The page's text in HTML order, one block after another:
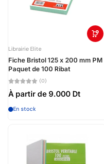
Librairie Elite
Fiche Bristol 125 x 200 mm PM
Paquet de 100 Ribat
(0)
À partir de 9.000 Dt
En stock